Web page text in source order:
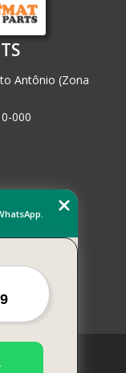
Antônio (Zona
000
autorais.